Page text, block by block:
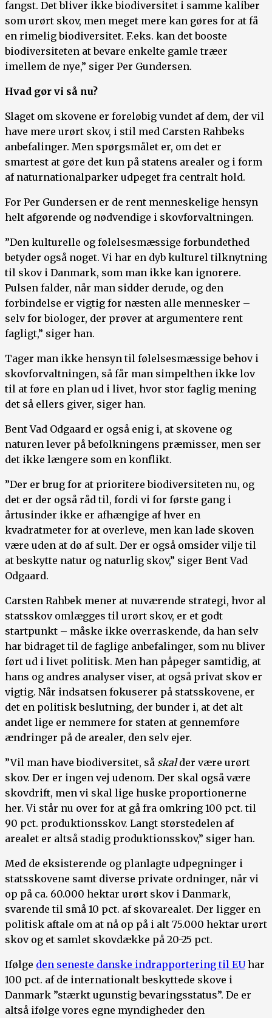
fangst. Det bliver ikke biodiversitet i samme kaliber
som urørt skov, men meget mere kan gøres for at få
en rimelig biodiversitet. F.eks. kan det booste
biodiversiteten at bevare enkelte gamle træer
imellem de nye,” siger Per Gundersen.
Hvad gør vi så nu?
Slaget om skovene er foreløbig vundet af dem, der vil
have mere urørt skov, i stil med Carsten Rahbeks
anbefalinger. Men spørgsmålet er, om det er
smartest at gøre det kun på statens arealer og i form
af naturnationalparker udpeget fra centralt hold.
For Per Gundersen er de rent menneskelige hensyn
helt afgørende og nødvendige i skovforvaltningen.
”Den kulturelle og følelsesmæssige forbundethed
betyder også noget. Vi har en dyb kulturel tilknytning
til skov i Danmark, som man ikke kan ignorere.
Pulsen falder, når man sidder derude, og den
forbindelse er vigtig for næsten alle mennesker –
selv for biologer, der prøver at argumentere rent
fagligt,” siger han.
Tager man ikke hensyn til følelsesmæssige behov i
skovforvaltningen, så får man simpelthen ikke lov
til at føre en plan ud i livet, hvor stor faglig mening
det så ellers giver, siger han.
Bent Vad Odgaard er også enig i, at skovene og
naturen lever på befolkningens præmisser, men ser
det ikke længere som en konflikt.
”Der er brug for at prioritere biodiversiteten nu, og
det er der også råd til, fordi vi for første gang i
årtusinder ikke er afhængige af hver en
kvadratmeter for at overleve, men kan lade skoven
være uden at dø af sult. Der er også omsider vilje til
at beskytte natur og naturlig skov,” siger Bent Vad
Odgaard.
Carsten Rahbek mener at nuværende strategi, hvor al
statsskov omlægges til urørt skov, er et godt
startpunkt – måske ikke overraskende, da han selv
har bidraget til de faglige anbefalinger, som nu bliver
ført ud i livet politisk. Men han påpeger samtidig, at
hans og andres analyser viser, at også privat skov er
vigtig. Når indsatsen fokuserer på statsskovene, er
det en politisk beslutning, der bunder i, at det alt
andet lige er nemmere for staten at gennemføre
ændringer på de arealer, den selv ejer.
”Vil man have biodiversitet, så skalder være urørt
skov. Der er ingen vej udenom. Der skal også være
skovdrift, men vi skal lige huske proportionerne
her. Vi står nu over for at gå fra omkring 100 pct. til
90 pct. produktionsskov. Langt størstedelen af
arealet er altså stadig produktionsskov,” siger han.
Med de eksisterende og planlagte udpegninger i
statsskovene samt diverse private ordninger, når vi
op på ca. 60.000 hektar urørt skov i Danmark,
svarende til små 10 pct. af skovarealet. Der ligger en
politisk aftale om at nå op på i alt 75.000 hektar urørt
skov og et samlet skovdække på 20-25 pct.
Ifølge den seneste danske indrapportering til EUhar
100 pct. af de internationalt beskyttede skove i
Danmark ”stærkt ugunstig bevaringsstatus”. De er
altså ifølge vores egne myndigheder den